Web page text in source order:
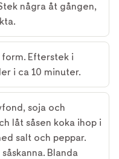
några åt gången,
Efterstek i
i ca 10 minuter.
soja och
låt såsen koka ihop i
salt och peppar.
Blanda